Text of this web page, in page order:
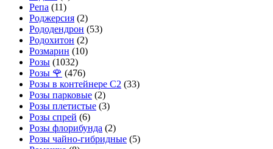
Репа (11)
Роджерсия (2)
Рододендрон (53)
Родохитон (2)
Розмарин (10)
Розы (1032)
Розы 🌹 (476)
Розы в контейнере С2 (33)
Розы парковые (2)
Розы плетистые (3)
Розы спрей (6)
Розы флорибунда (2)
Розы чайно-гибридные (5)